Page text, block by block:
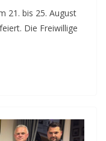
21. bis 25. August
Die Freiwillige